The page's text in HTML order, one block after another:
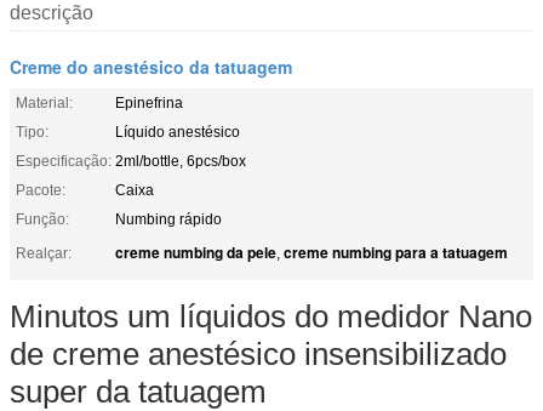
descrição
Creme do anestésico da tatuagem
Material:
Epinefrina
Tipo:
Líquido anestésico
Especificação: 2ml/bottle, 6pcs/box
Pacote:
Caixa
Função:
Numbing rápido
Realçar:
creme numbing da pele, creme numbing para a tatuagem
Minutos um líquidos do medidor Nano
de creme anestésico insensibilizado
super da tatuagem